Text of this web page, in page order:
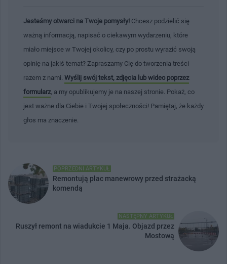
Jesteśmy otwarci na Twoje pomysły! Chcesz podzielić się
ważną informacją, napisać o ciekawym wydarzeniu, które
miało miejsce w Twojej okolicy, czy po prostu wyrazić swoją
opinię na jakiś temat? Zapraszamy Cię do tworzenia treści
razem z nami. Wyślij swój tekst, zdjęcia lub wideo poprzez
formularz , a my opublikujemy je na naszej stronie. Pokaż, co
jest ważne dla Ciebie i Twojej społeczności! Pamiętaj, że każdy
głos ma znaczenie.
POPRZEDNI ARTYKUŁ
Remontują plac manewrowy przed strażacką
komendą
NASTĘPNY ARTYKUŁ
Ruszył remont na wiadukcie 1 Maja. Objazd przez
Mostową